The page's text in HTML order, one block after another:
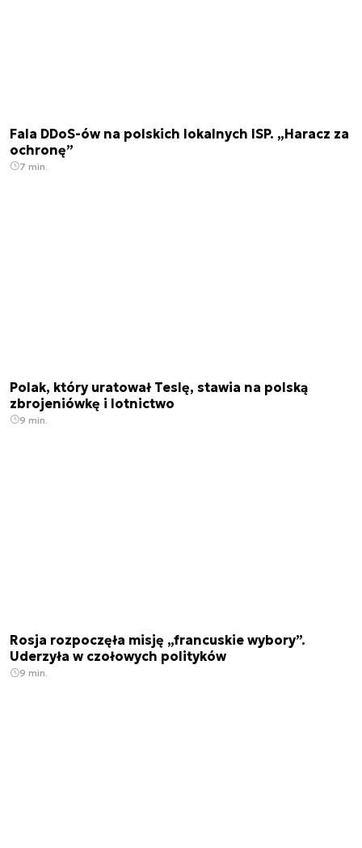
Fala DDoS-ów na polskich lokalnych ISP. „Haracz za
ochronę”
7 min.
Polak, który uratował Teslę, stawia na polską
zbrojeniówkę i lotnictwo
9 min.
Rosja rozpoczęła misję „francuskie wybory”.
Uderzyła w czołowych polityków
9 min.